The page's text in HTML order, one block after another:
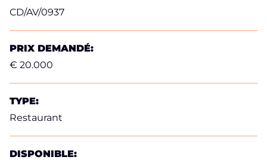
CD/AV/0937
PRIX DEMANDÉ:
€ 20.000
TYPE:
Restaurant
DISPONIBLE: